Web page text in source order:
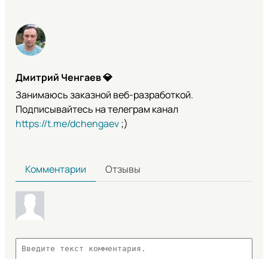
Дмитрий Ченгаев💎
Занимаюсь заказной веб-разработкой.
Подписывайтесь на телеграм канал
https://t.me/dchengaev;)
Комментарии Отзывы